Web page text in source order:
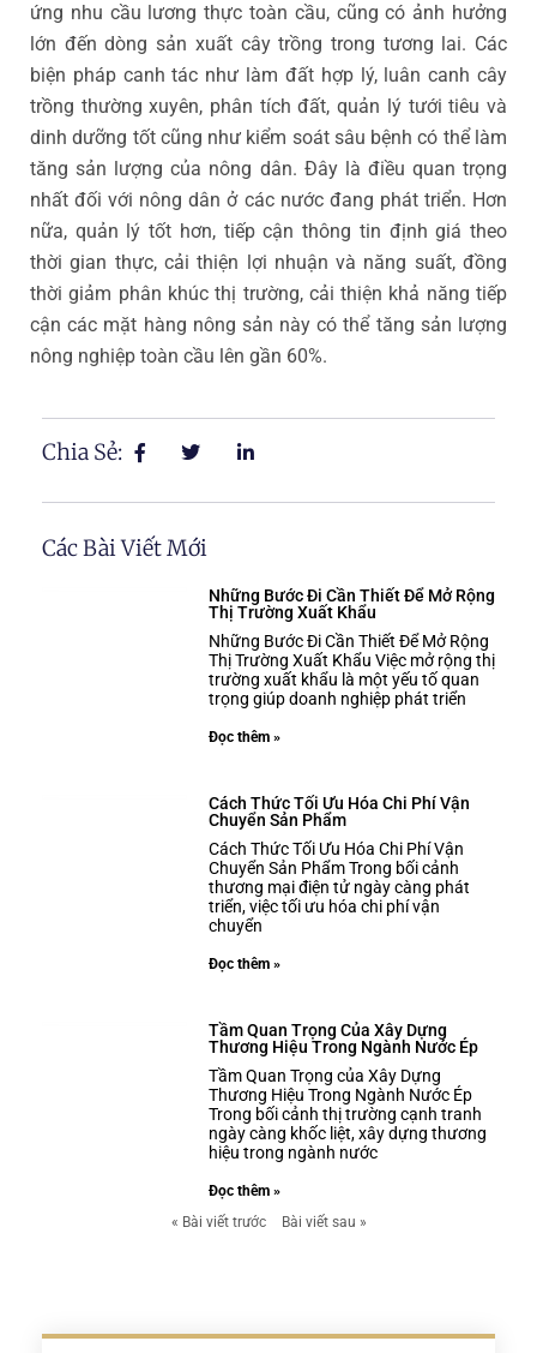
ứng nhu cầu lương thực toàn cầu, cũng có ảnh hưởng
lớn đến dòng sản xuất cây trồng trong tương lai. Các
biện pháp canh tác như làm đất hợp lý, luân canh cây
trồng thường xuyên, phân tích đất, quản lý tưới tiêu và
dinh dưỡng tốt cũng như kiểm soát sâu bệnh có thể làm
tăng sản lượng của nông dân. Đây là điều quan trọng
nhất đối với nông dân ở các nước đang phát triển. Hơn
nữa, quản lý tốt hơn, tiếp cận thông tin định giá theo
thời gian thực, cải thiện lợi nhuận và năng suất, đồng
thời giảm phân khúc thị trường, cải thiện khả năng tiếp
cận các mặt hàng nông sản này có thể tăng sản lượng
nông nghiệp toàn cầu lên gần 60%.
Chia Sẻ:
Các Bài Viết Mới
Những Bước Đi Cần Thiết Để Mở Rộng
Thị Trường Xuất Khẩu
Những Bước Đi Cần Thiết Để Mở Rộng
Thị Trường Xuất Khẩu Việc mở rộng thị
trường xuất khẩu là một yếu tố quan
trọng giúp doanh nghiệp phát triển
Đọc thêm »
Cách Thức Tối Ưu Hóa Chi Phí Vận
Chuyển Sản Phẩm
Cách Thức Tối Ưu Hóa Chi Phí Vận
Chuyển Sản Phẩm Trong bối cảnh
thương mại điện tử ngày càng phát
triển, việc tối ưu hóa chi phí vận
chuyển
Đọc thêm »
Tầm Quan Trọng Của Xây Dựng
Thương Hiệu Trong Ngành Nước Ép
Tầm Quan Trọng của Xây Dựng
Thương Hiệu Trong Ngành Nước Ép
Trong bối cảnh thị trường cạnh tranh
ngày càng khốc liệt, xây dựng thương
hiệu trong ngành nước
Đọc thêm »
« Bài viết trước
Bài viết sau »